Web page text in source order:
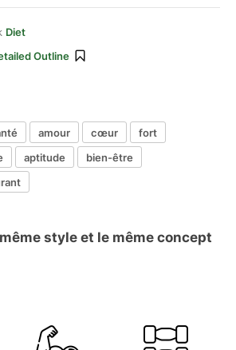
Diet
Outline
amour cœur
fort
aptitude
bien-être
style et le même concept